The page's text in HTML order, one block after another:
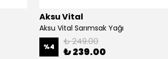
Aksu Vital
Aksu Vital Sarımsak Yağı
%4 ₺ 249.00
₺ 239.00